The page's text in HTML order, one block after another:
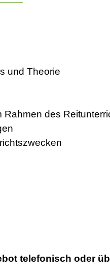
und Theorie
Rahmen des
telefonisch oder